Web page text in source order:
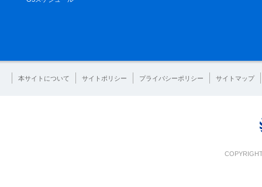
本サイトについて サイトポリシー プライバシーポリシー サイトマップ